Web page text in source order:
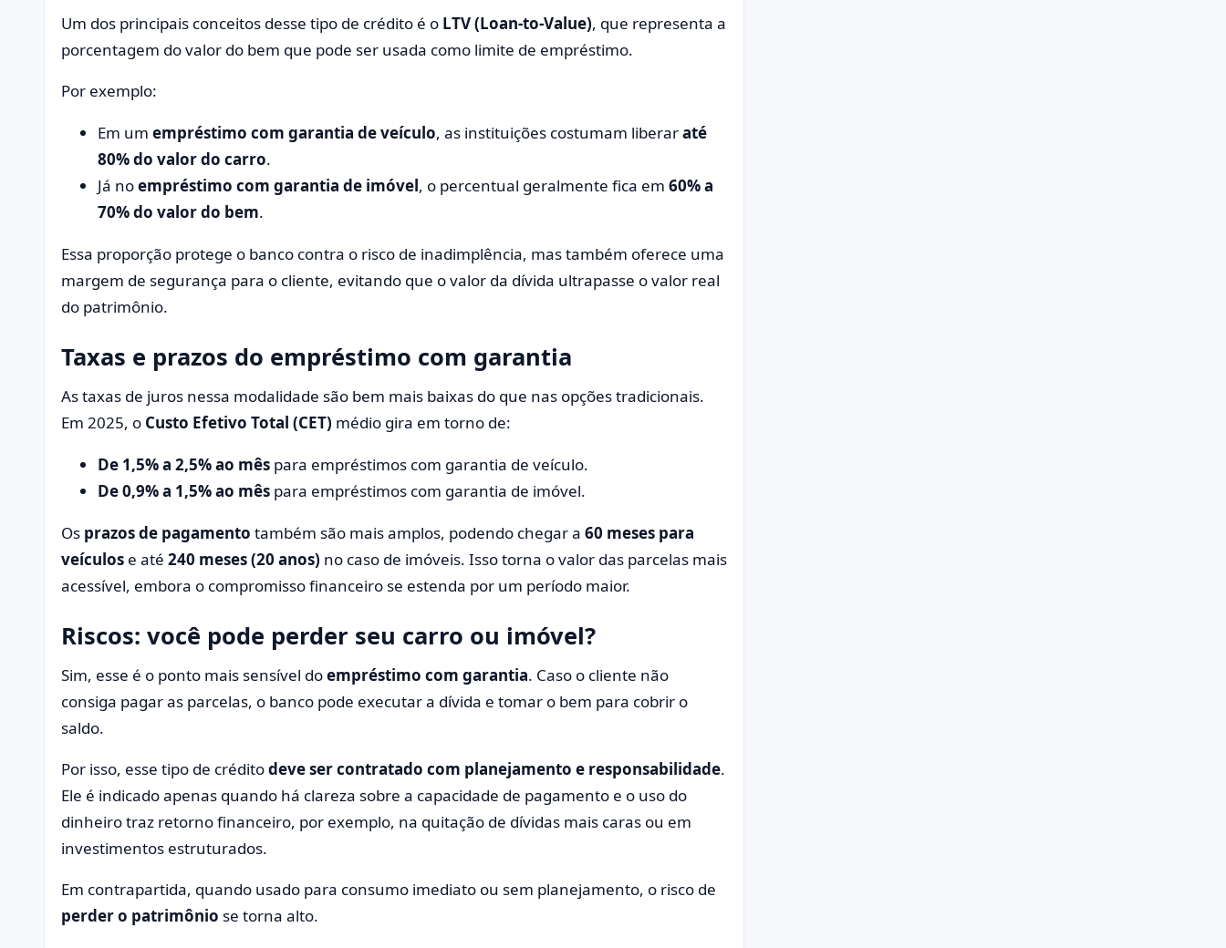
Um dos principais conceitos desse tipo de crédito é o LTV (Loan-to-Value), que representa a
porcentagem do valor do bem que pode ser usada como limite de empréstimo.
Por exemplo:
Em um empréstimo com garantia de veículo, as instituições costumam liberaraté
80% do valor do carro.
Já noempréstimo com garantia de imóvel, o percentual geralmente fica em 60% a
70% do valor do bem.
Essa proporção protege o banco contra o risco de inadimplência, mas também oferece uma
margem de segurança para o cliente, evitando que o valor da dívida ultrapasse o valor real
do patrimônio.
Taxas e prazos do empréstimo com garantia
As taxas de juros nessa modalidade são bem mais baixas do que nas opções tradicionais.
Em 2025, o Custo Efetivo Total (CET) médio gira em torno de:
De 1,5% a 2,5% ao mês para empréstimos com garantia de veículo.
De 0,9% a 1,5% ao mês para empréstimos com garantia de imóvel.
Os prazos de pagamento também são mais amplos, podendo chegar a 60 meses para
veículos e até 240 meses (20 anos) no caso de imóveis. Isso torna o valor das parcelas mais
acessível, embora o compromisso financeiro se estenda por um período maior.
Riscos: você pode perder seu carro ou imóvel?
Sim, esse é o ponto mais sensível doempréstimo com garantia. Caso o cliente não
consiga pagar as parcelas, o banco pode executar a dívida e tomar o bem para cobrir o
saldo.
Por isso, esse tipo de créditodeve ser contratado com planejamento e responsabilidade.
Ele é indicado apenas quando há clareza sobre a capacidade de pagamento e o uso do
dinheiro traz retorno financeiro, por exemplo, na quitação de dívidas mais caras ou em
investimentos estruturados.
Em contrapartida, quando usado para consumo imediato ou sem planejamento, o risco de
perder o patrimônio se torna alto.